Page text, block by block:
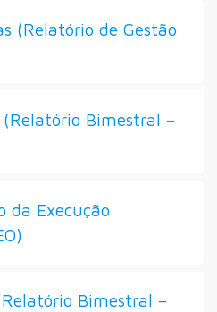
(Relatório de Gestão
Bimestral –
da Execução
Bimestral –